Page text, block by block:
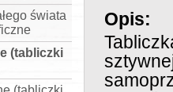
świata
(tabliczki
Opis: